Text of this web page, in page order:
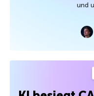
und